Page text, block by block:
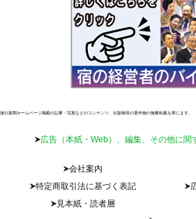
旅行新聞ホームページ掲載の記事・写真などのコンテンツ、出版物等の著作物の無断転載を禁じます。
広告（本紙・Web）、編集、その他に関
会社案内
特定商取引法に基づく表記
見本紙・読者層